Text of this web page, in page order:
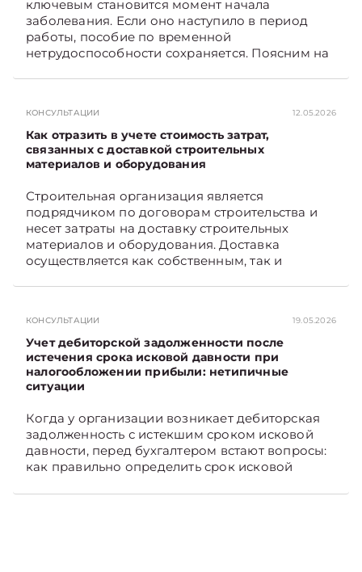
TelegramViber
ключевым становится момент начала
заболевания. Если оно наступило в период
работы, пособие по временной
нетрудоспособности сохраняется. Поясним на
КОНСУЛЬТАЦИИ 12.05.2026
Как отразить в учете стоимость затрат,
связанных с доставкой строительных
материалов и оборудования
Строительная организация является
подрядчиком по договорам строительства и
несет затраты на доставку строительных
материалов и оборудования. Доставка
осуществляется как собственным, так и
Viber, чтобы не пропускать новые статьи
TelegramViber
КОНСУЛЬТАЦИИ 19.05.2026
Учет дебиторской задолженности после
истечения срока исковой давности при
налогообложении прибыли: нетипичные
ситуации
Когда у организации возникает дебиторская
задолженность с истекшим сроком исковой
давности, перед бухгалтером встают вопросы:
как правильно определить срок исковой
задолженность. Рассмотрим это на